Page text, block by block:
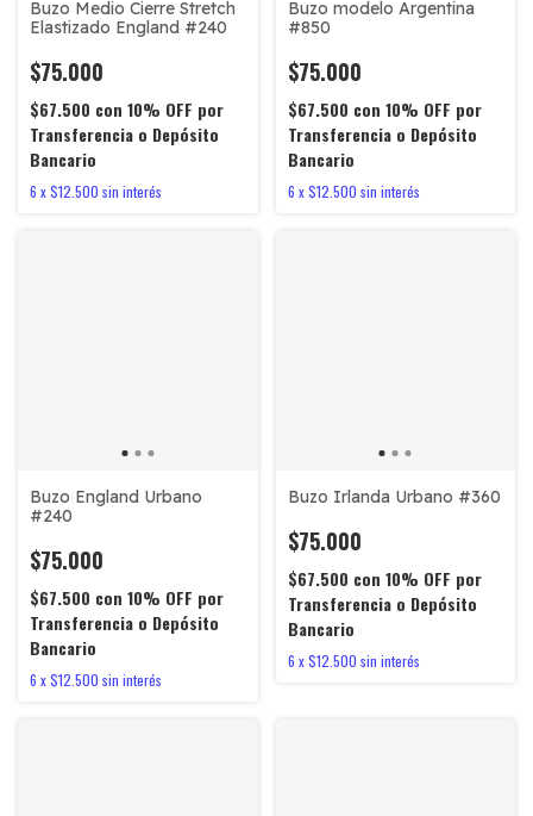
Buzo Medio Cierre Stretch
Elastizado England #240
$75.000
$67.500 con 10% OFF por
Transferencia o Depósito
Bancario
6 x$12.500 sin interés
Buzo modelo Argentina
#850
$75.000
$67.500 con 10% OFF por
Transferencia o Depósito
Bancario
6 x$12.500 sin interés
Buzo England Urbano
#240
$75.000
$67.500 con 10% OFF por
Transferencia o Depósito
Bancario
6 x$12.500 sin interés
Buzo Irlanda Urbano #360
$75.000
$67.500 con 10% OFF por
Transferencia o Depósito
Bancario
6 x$12.500 sin interés